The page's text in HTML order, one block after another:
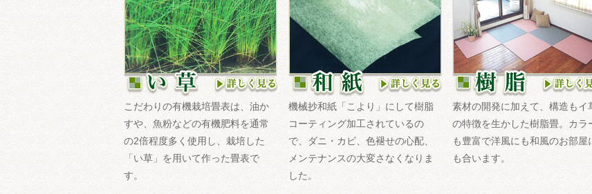
こだわりの有機栽培畳表は、油か
すや、魚粉などの有機肥料を通常
の2倍程度多く使用し、栽培した
「い草」を用いて作った畳表で
す。
機械抄和紙「こより」にして樹脂
コーティング加工されているの
で、ダニ・カビ、色褪せの心配、
メンテナンスの大変さなくなりま
した。
素材の開発に加えて、構造もイ
の特徴を生かした樹脂畳。カラ
も豊富で洋風にも和風のお部屋
も合います。